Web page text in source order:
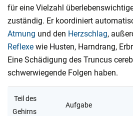
für eine Vielzahl
zuständig. Er koordiniert
Atmung und den Herzschlag,
Reflexe wie Husten, Harndrang,
Eine Schädigung des Truncus
schwerwiegende Folgen haben.
Teil des
Gehirns
Aufgabe